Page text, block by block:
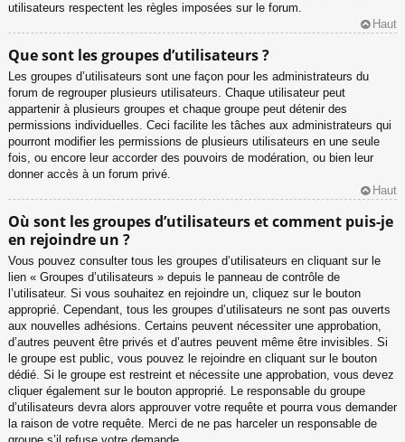
utilisateurs respectent les règles imposées sur le forum.
Haut
Que sont les groupes d’utilisateurs ?
Les groupes d’utilisateurs sont une façon pour les administrateurs du
forum de regrouper plusieurs utilisateurs. Chaque utilisateur peut
appartenir à plusieurs groupes et chaque groupe peut détenir des
permissions individuelles. Ceci facilite les tâches aux administrateurs qui
pourront modifier les permissions de plusieurs utilisateurs en une seule
fois, ou encore leur accorder des pouvoirs de modération, ou bien leur
donner accès à un forum privé.
Haut
Où sont les groupes d’utilisateurs et comment puis-je
en rejoindre un ?
Vous pouvez consulter tous les groupes d’utilisateurs en cliquant sur le
lien « Groupes d’utilisateurs » depuis le panneau de contrôle de
l’utilisateur. Si vous souhaitez en rejoindre un, cliquez sur le bouton
approprié. Cependant, tous les groupes d’utilisateurs ne sont pas ouverts
aux nouvelles adhésions. Certains peuvent nécessiter une approbation,
d’autres peuvent être privés et d’autres peuvent même être invisibles. Si
le groupe est public, vous pouvez le rejoindre en cliquant sur le bouton
dédié. Si le groupe est restreint et nécessite une approbation, vous devez
cliquer également sur le bouton approprié. Le responsable du groupe
d’utilisateurs devra alors approuver votre requête et pourra vous demander
la raison de votre requête. Merci de ne pas harceler un responsable de